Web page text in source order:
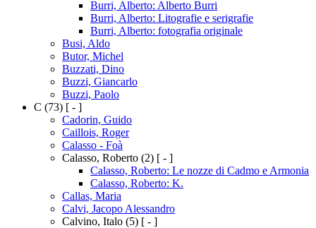
Burri, Alberto: Alberto Burri
Burri, Alberto: Litografie e serigrafie
Burri, Alberto: fotografia originale
Busi, Aldo
Butor, Michel
Buzzati, Dino
Buzzi, Giancarlo
Buzzi, Paolo
C (73) [ - ]
Cadorin, Guido
Caillois, Roger
Calasso - Foà
Calasso, Roberto (2) [ - ]
Calasso, Roberto: Le nozze di Cadmo e Armonia
Calasso, Roberto: K.
Callas, Maria
Calvi, Jacopo Alessandro
Calvino, Italo (5) [ - ]